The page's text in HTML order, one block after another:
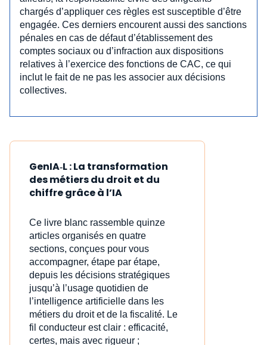
chargés d’appliquer ces règles est susceptible d’être
engagée. Ces derniers encourent aussi des sanctions
pénales en cas de défaut d’établissement des
comptes sociaux ou d’infraction aux dispositions
relatives à l’exercice des fonctions de CAC, ce qui
inclut le fait de ne pas les associer aux décisions
collectives.
GenIA‑L : La transformation
des métiers du droit et du
chiffre grâce à l’IA
Ce livre blanc rassemble quinze
articles organisés en quatre
sections, conçues pour vous
accompagner, étape par étape,
depuis les décisions stratégiques
jusqu’à l’usage quotidien de
l’intelligence artificielle dans les
métiers du droit et de la fiscalité. Le
fil conducteur est clair : efficacité,
certes, mais avec rigueur ;